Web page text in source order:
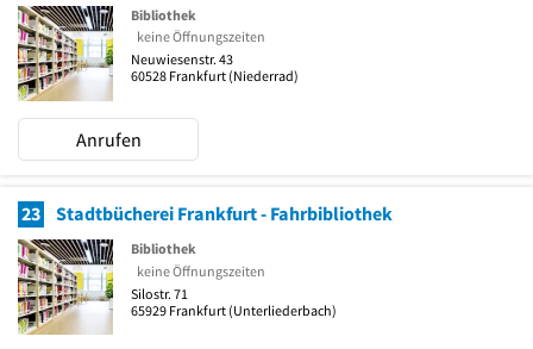
Bibliothek
keine Öffnungszeiten
Neuwiesenstr. 43
60528 Frankfurt (Niederrad)
Anrufen
23 Stadtbücherei Frankfurt - Fahrbibliothek
Bibliothek
keine Öffnungszeiten
Silostr. 71
65929 Frankfurt (Unterliederbach)